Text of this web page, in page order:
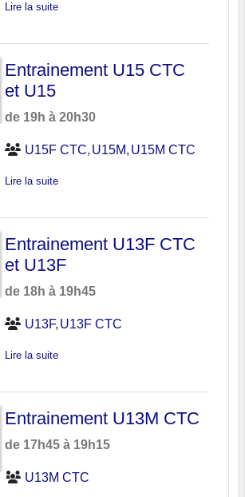
Lire la suite
Entrainement U15 CTC
et U15
de 19h à 20h30
U15F CTC U15M U15M CTC
Lire la suite
Entrainement U13F CTC
et U13F
de 18h à 19h45
U13F U13F CTC
Lire la suite
Entrainement U13M CTC
de 17h45 à 19h15
U13M CTC